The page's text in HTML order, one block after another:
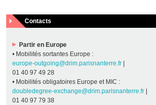
Contacts
Partir en Europe
• Mobilités sortantes Europe :
europe-outgoing@drim.parisnanterre.fr |
01 40 97 49 28
• Mobilités obligatoires Europe et MIC :
doubledegree-exchange@drim.parisnanterre.fr |
01 40 97 79 38